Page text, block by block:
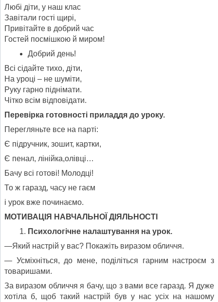
Любі діти, у наш клас
Завітали гості щирі,
Привітайте в добрий час
Гостей посмішкою й миром!
Добрий день!
Всі сідайте тихо, діти,
На уроці – не шуміти,
Руку гарно піднімати.
Чітко всім відповідати.
Перевірка готовності приладдя до уроку.
Перегляньте все на парті:
Є підручник, зошит, картки,
Є пенал, лінійка,олівці…
Бачу всі готові! Молодці!
То ж гаразд, часу не гаєм
і урок вже починаємо.
МОТИВАЦІЯ НАВЧАЛЬНОЇ ДІЯЛЬНОСТІ
Психологічне налаштування на урок.
—Який настрій у вас? Покажіть виразом обличчя.
— Усміхніться, до мене, поділіться гарним настроєм з
товаришами.
За виразом обличчя я бачу, що з вами все гаразд. Я дуже
хотіла б, щоб такий настрій був у нас усіх на нашому